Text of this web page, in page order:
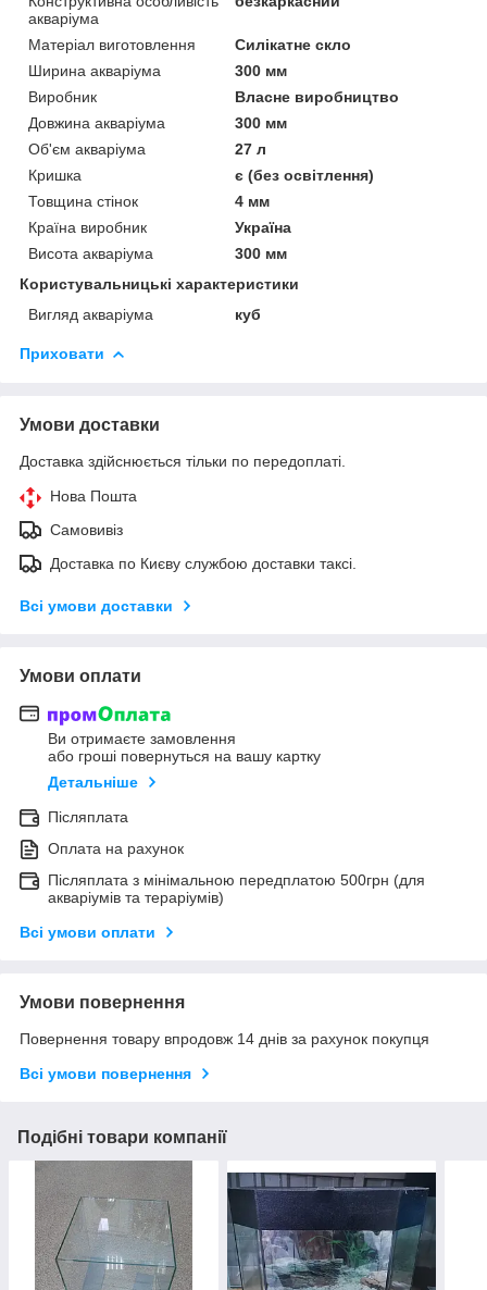
акваріума
Матеріал виготовлення
Силікатне скло
Ширина акваріума
300 мм
Виробник
Власне виробництво
Довжина акваріума
300 мм
Об'єм акваріума
27 л
Кришка
є (без освітлення)
Товщина стінок
4 мм
Країна виробник
Україна
Висота акваріума
300 мм
Користувальницькі характеристики
Вигляд акваріума
куб
Приховати
Умови доставки
Доставка здійснюється тільки по передоплаті.
Нова Пошта
Самовивіз
Доставка по Києву службою доставки таксі.
Всі умови доставки
Умови оплати
Ви отримаєте замовлення
або гроші повернуться на вашу картку
Детальніше
Післяплата
Оплата на рахунок
Післяплата з мінімальною передплатою 500грн (для
акваріумів та тераріумів)
Всі умови оплати
Умови повернення
Повернення товару впродовж 14 днів за рахунок покупця
Всі умови повернення
Подібні товари компанії